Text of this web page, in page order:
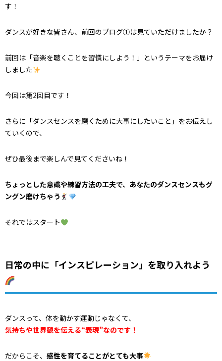
す！
ダンスが好きな皆さん、前回のブログ①は見ていただけましたか？
前回は「音楽を聴くことを習慣にしよう！」というテーマをお届け
しました
今回は第2回目です！
さらに「ダンスセンスを磨くために大事にしたいこと」をお伝えし
ていくので、
ぜひ最後まで楽しんで見てくださいね！
ちょっとした意識や練習方法の工夫で、あなたのダンスセンスもグ
ングン磨けちゃう
それではスタート
日常の中に「インスピレーション」を取り入れよう
ダンスって、体を動かす運動じゃなくて、
気持ちや世界観を伝える“表現”なのです！
だからこそ、 感性を育てることがとても大事